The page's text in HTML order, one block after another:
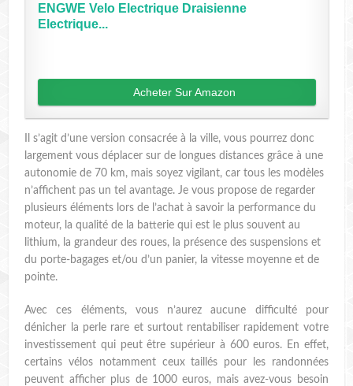
ENGWE Velo Electrique Draisienne
Electrique...
Acheter Sur Amazon
Il s’agit d’une version consacrée à la ville, vous pourrez donc
largement vous déplacer sur de longues distances grâce à une
autonomie de 70 km, mais soyez vigilant, car tous les modèles
n’affichent pas un tel avantage. Je vous propose de regarder
plusieurs éléments lors de l’achat à savoir la performance du
moteur, la qualité de la batterie qui est le plus souvent au
lithium, la grandeur des roues, la présence des suspensions et
du porte-bagages et/ou d’un panier, la vitesse moyenne et de
pointe.
Avec ces éléments, vous n’aurez aucune difficulté pour
dénicher la perle rare et surtout rentabiliser rapidement votre
investissement qui peut être supérieur à 600 euros. En effet,
certains vélos notamment ceux taillés pour les randonnées
peuvent afficher plus de 1000 euros, mais avez-vous besoin